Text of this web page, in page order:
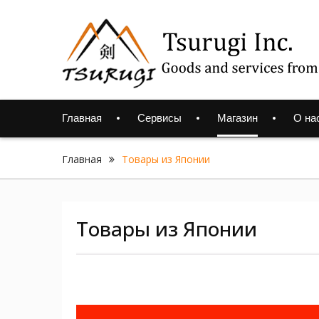
Главная Сервисы Магазин О
Главная Товары из Японии
Товары из Японии